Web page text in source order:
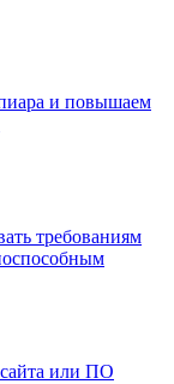
и повышаем
требованиям
или ПО